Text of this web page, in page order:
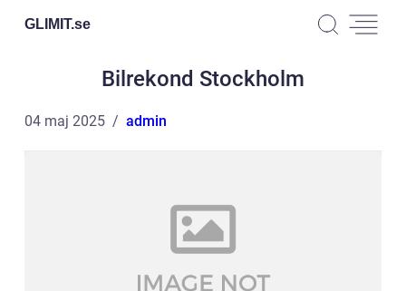
GLIMIT.se
Bilrekond Stockholm
04 maj 2025 admin